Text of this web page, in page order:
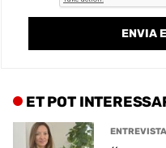
ET POT
ENTREVISTA